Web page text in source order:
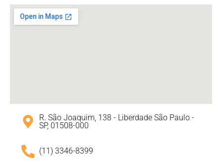
R. São Joaquim, 138 - Liberdade São Paulo -
SP, 01508-000
(11) 3346-8399